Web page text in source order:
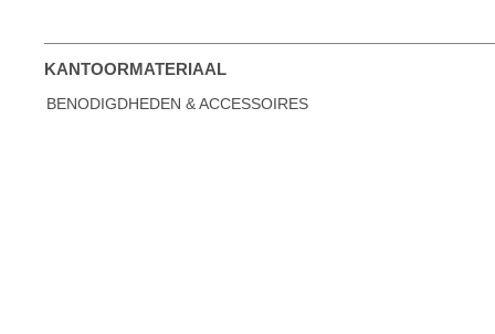
KANTOORMATERIAAL
BENODIGDHEDEN & ACCESSOIRES